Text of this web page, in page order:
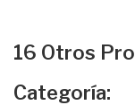
16 Otros
Categoría: